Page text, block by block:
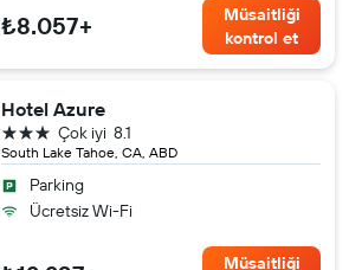
₺8.057+
Müsaitliği
kontrol et
Hotel Azure
South Lake Tahoe, CA, ABD
8.1
Çok iyi
3 yıldız
Parking
Ücretsiz Wi-Fi
Müsaitliği